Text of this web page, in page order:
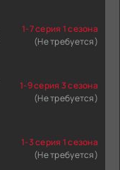
1-7 серия 1 сезона
(Не требуется)
1-9 серия 3 сезона
(Не требуется)
1-3 серия 1 сезона
(Не требуется)